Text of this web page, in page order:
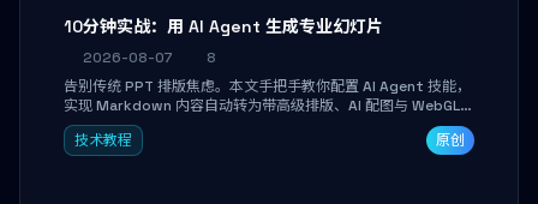
10分钟实战：用 AI Agent 生成专业幻灯片
2026-08-07
8
告别传统 PPT 排版焦虑。本文手把手教你配置 AI Agent 技能，
实现 Markdown 内容自动转为带高级排版、AI 配图与 WebGL
运行时的 HTML 幻灯片。只需专注内容，10 分钟即可产出可投
屏的专业级演示文稿。
技术教程 原创